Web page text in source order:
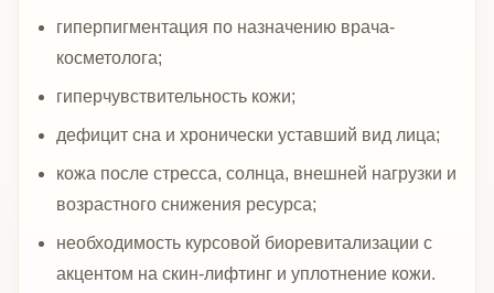
гиперпигментация по назначению врача-
косметолога;
гиперчувствительность кожи;
дефицит сна и хронически уставший вид лица;
кожа после стресса, солнца, внешней нагрузки и
возрастного снижения ресурса;
необходимость курсовой биоревитализации с
акцентом на скин-лифтинг и уплотнение кожи.